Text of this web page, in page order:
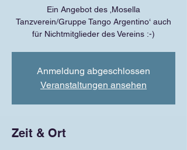
Ein Angebot des ‚Mosella
Tanzverein/Gruppe Tango Argentino‘ auch
für Nichtmitglieder des Vereins :-)
Anmeldung abgeschlossen
Veranstaltungen ansehen
Zeit & Ort